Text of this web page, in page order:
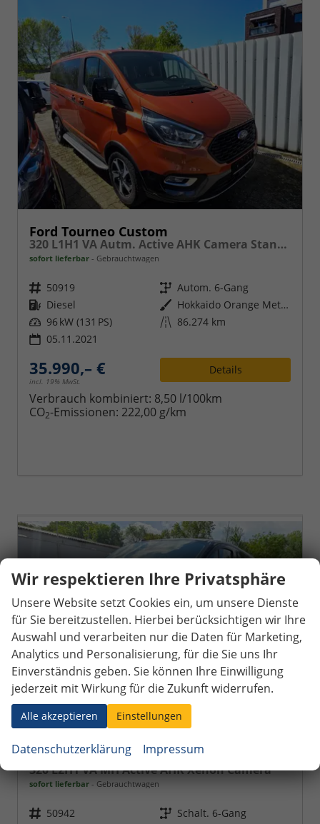
Ford Tourneo Custom
320 L1H1 VA Autm. Active AHK Camera Standheizung
sofort lieferbar Gebrauchtwagen
Fahrzeugnr. 50919 Getriebe Autom. 6-Gang
Kraftstoff Diesel Außenfarbe
Hokkaido Orange Metallic
Leistung 96 kW (131 PS) Kilometerstand 86.274 km
05.11.2021
35.990,– €
incl. 19% MwSt.
Details
Verbrauch kombiniert: 8,50 l/100km
CO2-Emissionen: 222,00 g/km
Ford Tourneo Custom
320 L2H1 VA MH Active AHK Xenon Camera
sofort lieferbar Gebrauchtwagen
Fahrzeugnr. 50942 Getriebe Schalt. 6-Gang
Wir respektieren Ihre Privatsphäre
Unsere Website setzt Cookies ein, um unsere Dienste
für Sie bereitzustellen. Hierbei berücksichtigen wir Ihre
Auswahl und verarbeiten nur die Daten für Marketing,
Analytics und Personalisierung, für die Sie uns Ihr
Einverständnis geben. Sie können Ihre Einwilligung
jederzeit mit Wirkung für die Zukunft widerrufen.
Alle akzeptieren Einstellungen
Datenschutzerklärung Impressum